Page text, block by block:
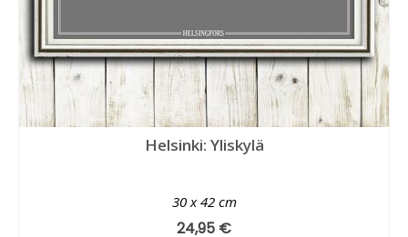
Helsinki: Yliskylä
30 x 42 cm
24,95 €